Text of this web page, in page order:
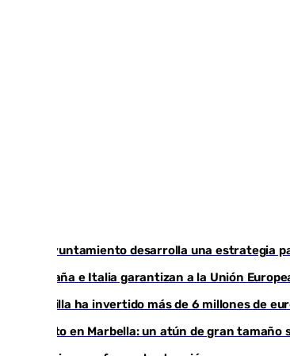
El Ayuntamiento desarrolla una estrategia
España e Italia garantizan a la Unión
Sevilla ha invertido más de 6 millones de
Susto en Marbella: un atún de gran